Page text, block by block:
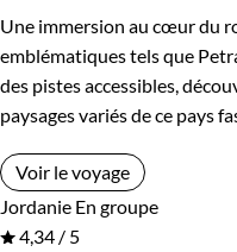
Une immersion au cœur du
emblématiques tels que
des pistes accessibles,
paysages variés de ce pays
Voir le voyage
Jordanie En groupe
4,34 / 5